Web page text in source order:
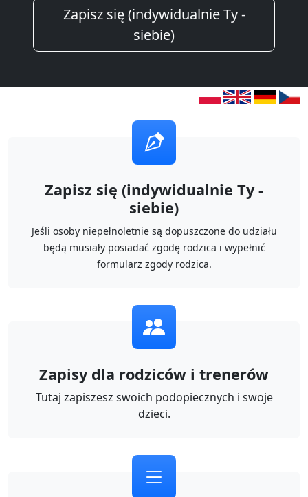
Zapisz się (indywidualnie Ty -
siebie)
Zapisz się (indywidualnie Ty -
siebie)
Jeśli osoby niepełnoletnie są dopuszczone do udziału
będą musiały posiadać zgodę rodzica i wypełnić
formularz zgody rodzica.
Zapisy dla rodziców i trenerów
Tutaj zapiszesz swoich podopiecznych i swoje
dzieci.